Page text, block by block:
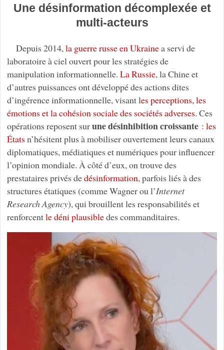
Une désinformation décomplexée et
multi-acteurs
Depuis 2014,la guerre russe en Ukrainea servi de
laboratoire à ciel ouvert pour les stratégies de
manipulation informationnelle. La Russie, la Chine et
d’autres puissances ont développé des actions dites
d’ingérence informationnelle, visant les perceptions, les
émotions et la cohésion sociale des sociétés adverses. Ces
opérations reposent surune désinhibition croissante: les
Étatsn’hésitent plus à mobiliser ouvertement leurs canaux
diplomatiques, médiatiques et numériques pour influencer
l’opinion mondiale. À côté d’eux, on trouve des
prestataires privés dedésinformation, parfois liés à des
structures étatiques (comme Wagner ou l’Internet
Research Agency), qui brouillent les responsabilités et
renforcentle déni plausibledes commanditaires.